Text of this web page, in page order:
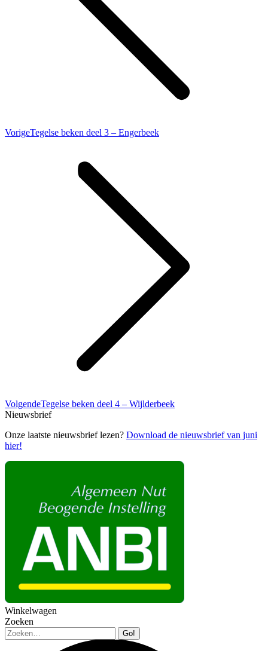
VorigeVorig
Tegelse beken deel 3 – Engerbeek
VolgendeVolgend
bericht
Tegelse beken deel 4 – Wijlderbeek
Nieuwsbrief
Onze laatste nieuwsbrief lezen? Download de nieuwsbrief van juni
hier!
Winkelwagen
Zoeken
Zoeken: